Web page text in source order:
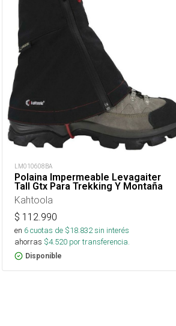
LM010608BA
Polaina Impermeable Levagaiter
Tall Gtx Para Trekking Y Montaña
Kahtoola
$ 112.990
en 6cuotas de $18.832sin interés
ahorras $4.520 por transferencia.
Disponible